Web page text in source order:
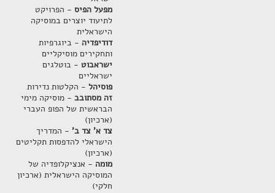
מפעל הפיס- הפרויקט
לתיעוד יוצרים במוסיקה
הישראלית
דודיפדיה - ביוגרפיות
ותחקירים מוסיקליים
ישראבוט - בוטלגים
ישראליים
פוסיהל- הקלטות נדירות
זה מסתובב- מוסיקה מימי
הבראשית של הפופ העברי
(ארכיון)
צד א' צד ב'- המדריך
הישראלי להדפסות תקליטים
(ארכיון)
מומה - אנציקלופדיה של
המוסיקה הישראלית (ארכיון
חלקי)